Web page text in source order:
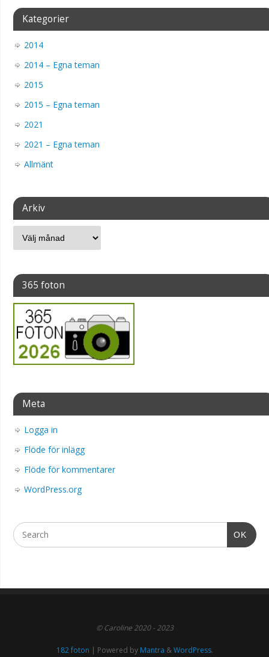
Kategorier
2014
2014 – Egna teman
2015
2015 – Egna teman
2021
2021 – Egna teman
Allmänt
Arkiv
365 foton
Meta
Logga in
Flöde för inlägg
Flöde för kommentarer
WordPress.org
OK
© Caroline 2020 - 2023
182 foton | Powered by Mantra &WordPress.